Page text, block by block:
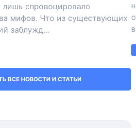
лишь спровоцировало
мифов. Что из существующих
заблужд...
ВСЕ НОВОСТИ И СТАТЬИ